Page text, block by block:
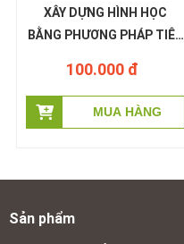
XÂY DỰNG HÌNH HỌC
BẰNG PHƯƠNG PHÁP TIÊN
100.000 đ
Sản phẩm